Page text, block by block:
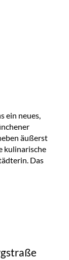
ein neues,
äußerst
kulinarische
Das